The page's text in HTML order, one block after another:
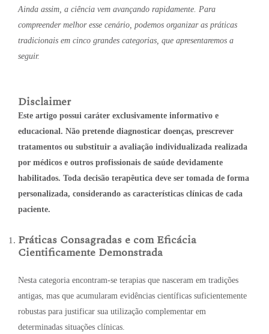
Ainda assim, a ciência vem avançando rapidamente. Para
compreender melhor esse cenário, podemos organizar as práticas
tradicionais em cinco grandes categorias, que apresentaremos a
seguir.
Disclaimer
Este artigo possui caráter exclusivamente informativo e
educacional. Não pretende diagnosticar doenças, prescrever
tratamentos ou substituir a avaliação individualizada realizada
por médicos e outros profissionais de saúde devidamente
habilitados. Toda decisão terapêutica deve ser tomada de forma
personalizada, considerando as características clínicas de cada
paciente.
Práticas Consagradas e com Eficácia
Cientificamente Demonstrada
Nesta categoria encontram-se terapias que nasceram em tradições
antigas, mas que acumularam evidências científicas suficientemente
robustas para justificar sua utilização complementar em
determinadas situações clínicas.